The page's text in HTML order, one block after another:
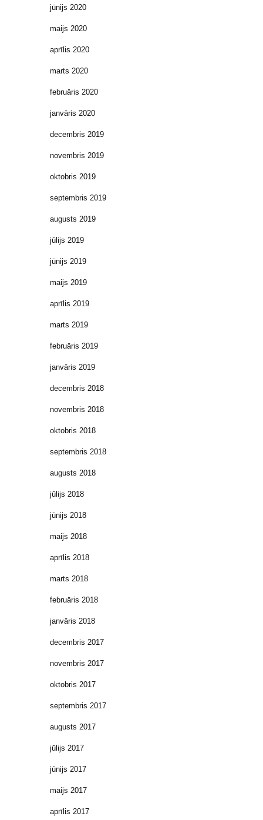
jūnijs 2020
maijs 2020
aprīlis 2020
marts 2020
februāris 2020
janvāris 2020
decembris 2019
novembris 2019
oktobris 2019
septembris 2019
augusts 2019
jūlijs 2019
jūnijs 2019
maijs 2019
aprīlis 2019
marts 2019
februāris 2019
janvāris 2019
decembris 2018
novembris 2018
oktobris 2018
septembris 2018
augusts 2018
jūlijs 2018
jūnijs 2018
maijs 2018
aprīlis 2018
marts 2018
februāris 2018
janvāris 2018
decembris 2017
novembris 2017
oktobris 2017
septembris 2017
augusts 2017
jūlijs 2017
jūnijs 2017
maijs 2017
aprīlis 2017